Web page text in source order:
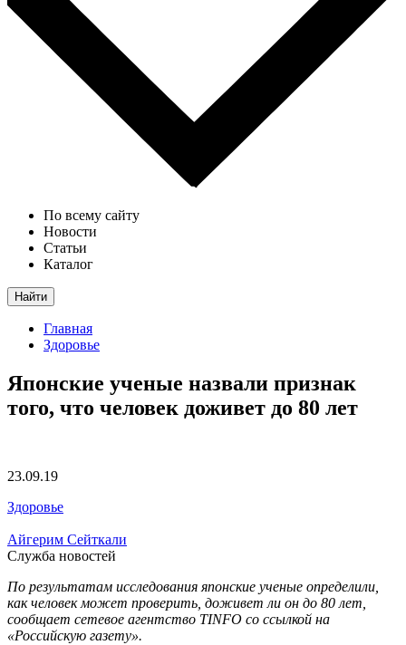
По всему сайту
Новости
Статьи
Каталог
Найти
Главная
Здоровье
Японские ученые назвали признак
того, что человек доживет до 80 лет
23.09.19
Здоровье
Айгерим Сейткали
Служба новостей
По результатам исследования японские ученые определили,
как человек может проверить, доживет ли он до 80 лет,
сообщает сетевое агентство TINFO cо ссылкой на
«Российскую газету».